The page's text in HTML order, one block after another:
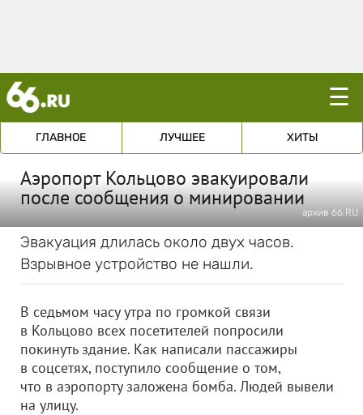
☰
ГЛАВНОЕ ЛУЧШЕЕ ХИТЫ
Аэропорт Кольцово эвакуировали
после сообщения о минировании
архив 66.RU
Эвакуация длилась около двух часов.
Взрывное устройство не нашли.
В седьмом часу утра по громкой связи
в Кольцово всех посетителей попросили
покинуть здание. Как написали пассажиры
в соцсетях, поступило сообщение о том,
что в аэропорту заложена бомба. Людей вывели
на улицу.